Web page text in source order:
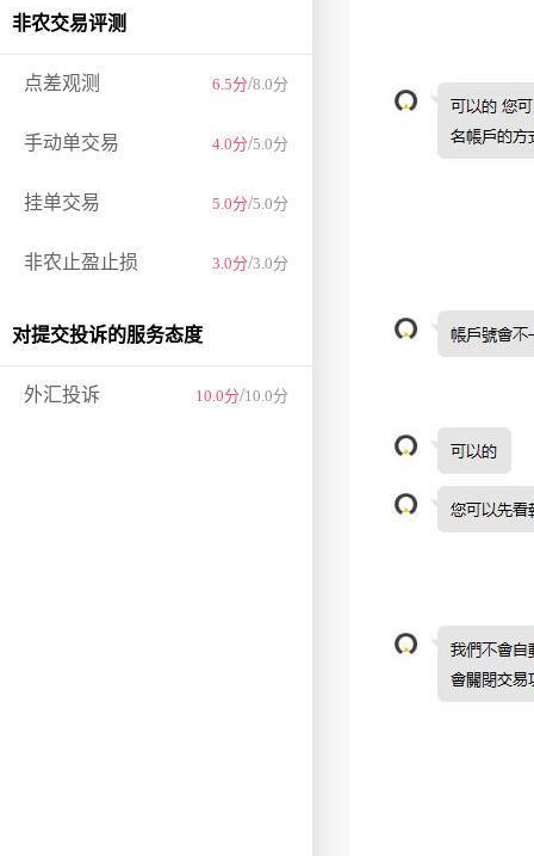
非农交易评测
点差观测 6.5分/8.0分
手动单交易 4.0分/5.0分
挂单交易 5.0分/5.0分
非农止盈止损 3.0分/3.0分
对提交投诉的服务态度
外汇投诉 10.0分/10.0分